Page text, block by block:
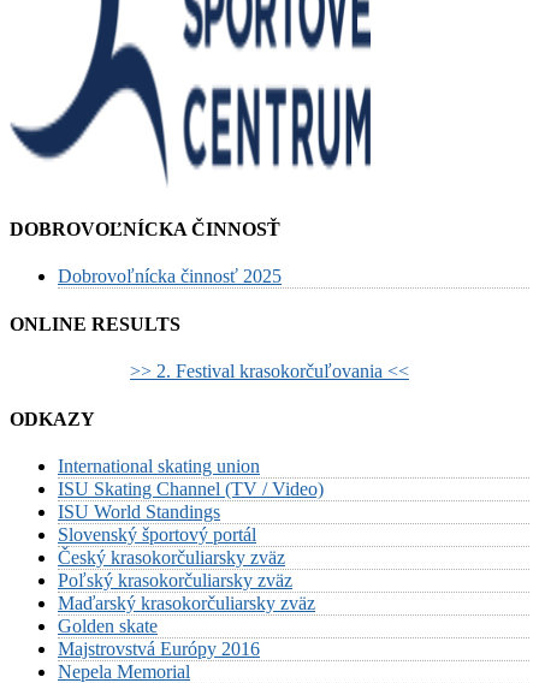
DOBROVOĽNÍCKA ČINNOSŤ
Dobrovoľnícka činnosť 2025
ONLINE RESULTS
>> 2. Festival krasokorčuľovania <<
ODKAZY
International skating union
ISU Skating Channel (TV / Video)
ISU World Standings
Slovenský športový portál
Český krasokorčuliarsky zväz
Poľský krasokorčuliarsky zväz
Maďarský krasokorčuliarsky zväz
Golden skate
Majstrovstvá Európy 2016
Nepela Memorial